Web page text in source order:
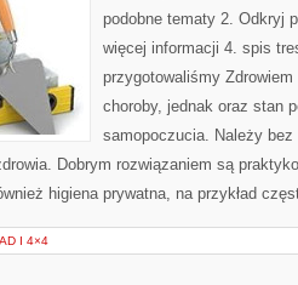
podobne tematy 2. Odkryj
więcej informacji 4. spis
przygotowaliśmy
choroby, jednak oraz stan
samopoczucia. Należy
Dobrym rozwiązaniem są
higiena prywatna, na przykład
I 4×4